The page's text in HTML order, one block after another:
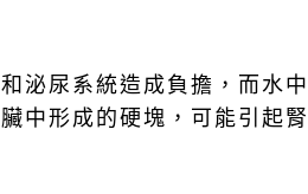
泌尿系統造成負擔，而水中
中形成的硬塊，可能引起腎